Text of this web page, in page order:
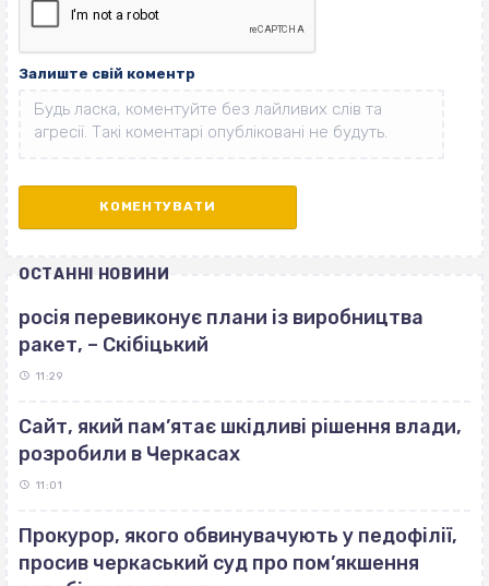
Залиште свій коментр
ОСТАННІ НОВИНИ
росія перевиконує плани із виробництва
ракет, – Скібіцький
11:29
Сайт, який пам’ятає шкідливі рішення влади,
розробили в Черкасах
11:01
Прокурор, якого обвинувачують у педофілії,
просив черкаський суд про пом’якшення